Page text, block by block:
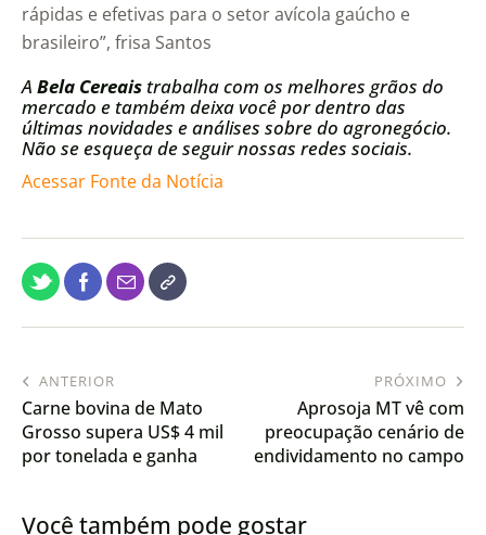
rápidas e efetivas para o setor avícola gaúcho e
brasileiro”, frisa Santos
A Bela Cereais trabalha com os melhores grãos do
mercado e também deixa você por dentro das
últimas novidades e análises sobre do agronegócio.
Não se esqueça de seguir nossas redes sociais.
Acessar Fonte da Notícia
ANTERIOR
Carne bovina de Mato
Grosso supera US$ 4 mil
por tonelada e ganha
PRÓXIMO
Aprosoja MT vê com
preocupação cenário de
endividamento no campo
Você também pode gostar